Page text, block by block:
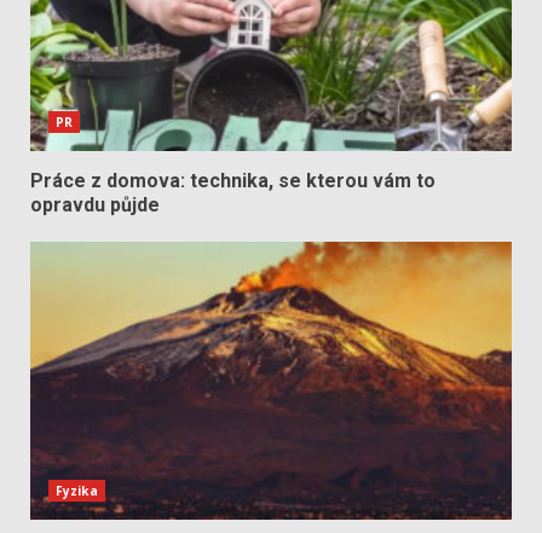
PR
Práce z domova: technika, se kterou vám to
opravdu půjde
Fyzika